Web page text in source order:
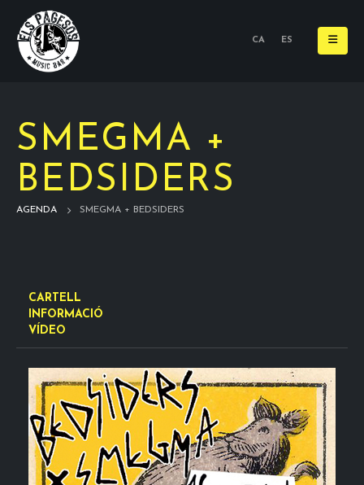
CA ES
SMEGMA +
BEDSIDERS
AGENDA SMEGMA + BEDSIDERS
CARTELL
INFORMACIÓ
VÍDEO